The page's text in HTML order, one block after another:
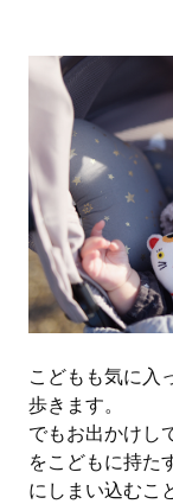
こどもも気に入
歩きます。
でもお出かけし
をこどもに持た
にしまい込むこ